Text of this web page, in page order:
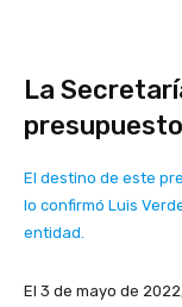
La
El destino de este
lo confirmó Luis
entidad.
El 3 de mayo de